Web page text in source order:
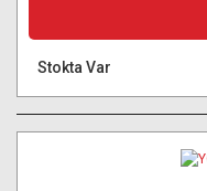
Stokta Var